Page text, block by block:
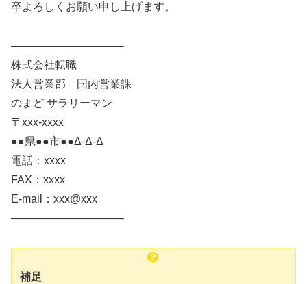
卒よろしくお願い申し上げます。
——————————-
株式会社転職
法人営業部 国内営業課
のまど サラリーマン
〒xxx-xxxx
●●県●●市●●Δ-Δ-Δ
電話：xxxx
FAX：xxxx
E-mail：xxx@xxx
——————————-
補足